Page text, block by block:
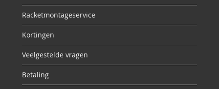
Racketmontageservice
Kortingen
Veelgestelde vragen
Betaling